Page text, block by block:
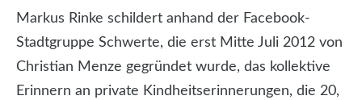
Markus Rinke schildert anhand der Facebook-
Stadtgruppe Schwerte, die erst Mitte Juli 2012 von
Christian Menze gegründet wurde, das kollektive
Erinnern an private Kindheitserinnerungen, die 20,